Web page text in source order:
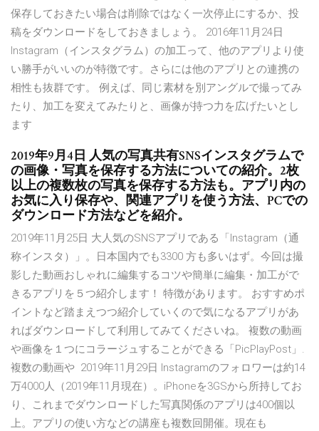
保存しておきたい場合は削除ではなく一次停止にするか、投
稿をダウンロードをしておきましょう。 2016年11月24日
Instagram（インスタグラム）の加工って、他のアプリより使
い勝手がいいのが特徴です。さらには他のアプリとの連携の
相性も抜群です。 例えば、同じ素材を別アングルで撮ってみ
たり、加工を変えてみたりと、画像が持つ力を広げたいとし
ます
2019年9月4日 人気の写真共有SNSインスタグラムで
の画像・写真を保存する方法についての紹介。2枚
以上の複数枚の写真を保存する方法も。アプリ内の
お気に入り保存や、関連アプリを使う方法、PCでの
ダウンロード方法などを紹介。
2019年11月25日 大人気のSNSアプリである「Instagram（通
称インスタ）」。日本国内でも3300 方も多いはず。今回は撮
影した動画おしゃれに編集するコツや簡単に編集・加工がで
きるアプリを５つ紹介します！ 特徴があります。 おすすめポ
イントなど踏まえつつ紹介していくので気になるアプリがあ
ればダウンロードして利用してみてくださいね。 複数の動画
や画像を１つにコラージュすることができる「PicPlayPost」.
複数の動画や 2019年11月29日 Instagramのフォロワーは約14
万4000人（2019年11月現在）。iPhoneを3GSから所持してお
り、これまでダウンロードした写真関係のアプリは400個以
上。アプリの使い方などの講座も複数回開催。現在も